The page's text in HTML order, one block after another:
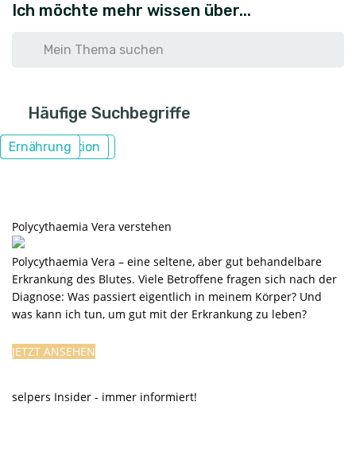
Ich möchte mehr wissen über...
Häufige Suchbegriffe
Gentests
Depression
Lunge
Patientenrechte
Angehörige
Kommunikation
Fatigue
Ernährung
Polycythaemia Vera verstehen
Polycythaemia Vera – eine seltene, aber gut behandelbare
Erkrankung des Blutes. Viele Betroffene fragen sich nach der
Diagnose: Was passiert eigentlich in meinem Körper? Und
was kann ich tun, um gut mit der Erkrankung zu leben?
JETZT ANSEHEN
selpers Insider - immer informiert!